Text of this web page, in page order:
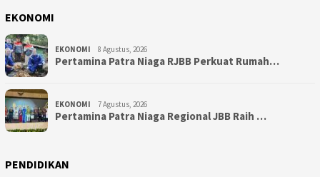
EKONOMI
EKONOMI 8 Agustus, 2026
Pertamina Patra Niaga RJBB Perkuat Rumah…
EKONOMI 7 Agustus, 2026
Pertamina Patra Niaga Regional JBB Raih …
PENDIDIKAN